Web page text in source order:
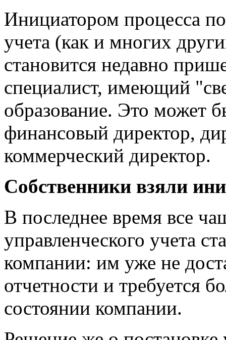
Инициатором процесса
учета (как и многих
становится недавно
специалист, имеющий
образование. Это может
финансовый директор,
коммерческий директор.
Собственники взяли
В последнее время все
управленческого учета
компании: им уже не
отчетности и требуется
состоянии компании.